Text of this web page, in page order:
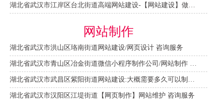
网站制作
湖北省武汉市洪山区珞南街道网站建设/网页设计 咨询服务
湖北省武汉市汉阳区江堤街道【网页制作】网站维护 咨询服务